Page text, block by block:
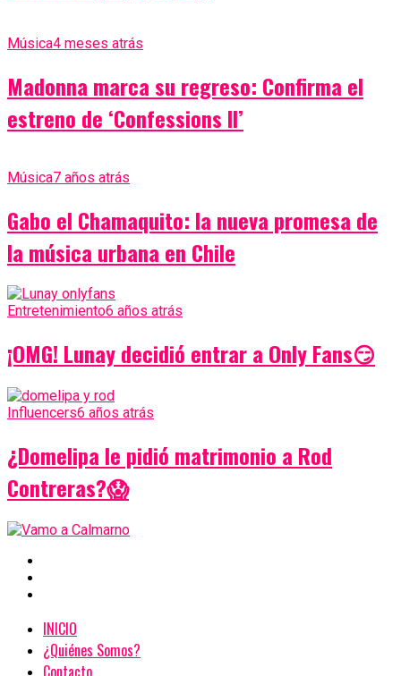
Música4 meses atrás
Madonna marca su regreso: Confirma el
estreno de ‘Confessions II’
Música7 años atrás
Gabo el Chamaquito: la nueva promesa de
la música urbana en Chile
Entretenimiento6 años atrás
¡OMG! Lunay decidió entrar a Only Fans😏
Influencers6 años atrás
¿Domelipa le pidió matrimonio a Rod
Contreras?😱
INICIO
¿Quiénes Somos?
Contacto